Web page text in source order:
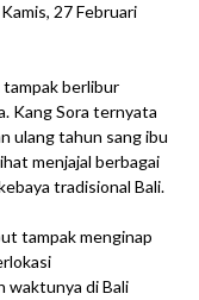
27 Februari
berlibur
Kang Sora ternyata
ulang tahun sang ibu
menjajal berbagai
tradisional Bali.
tampak menginap
waktunya di Bali